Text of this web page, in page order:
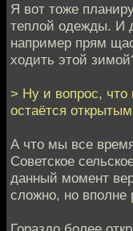
Я вот тоже
теплой одежды. И
например прям
ходить этой
> Ну и вопрос,
остаётся
А что мы все
Советское
данный момент
сложно, но вполне